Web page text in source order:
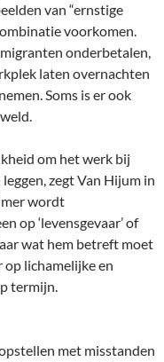
van “ernstige
voorkomen.
onderbetalen,
laten overnachten
Soms is er ook
om het werk bij
zegt Van Hijum in
wordt
op ‘levensgevaar’ of
wat hem betreft moet
op lichamelijke en
termijn.
met misstanden